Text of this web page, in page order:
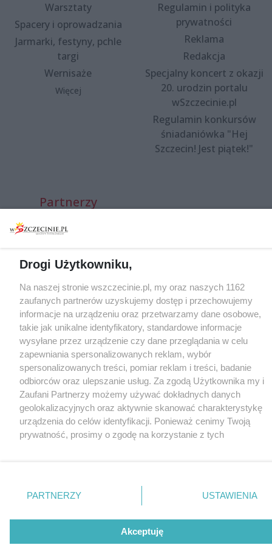
Warsztaty
Spacery i oprowadzania
Jarmarki, festyny, pchle
targi
Wernisaże
Więcej
Regulamin i polityka
prywatności
Reklama
Redakcja
Specjalny koncert z okazji
20. urodzin portalu
wSzczecinie.pl
Regulamin konkursów
śniadaniówka "Hej
Szczecin! Jest piątek!"
Partnerzy
the:protocol
© 2026 wSzczecinie.pl
Created by GOD
Drogi Użytkowniku,
Na naszej stronie wszczecinie.pl, my oraz naszych 1162
zaufanych partnerów uzyskujemy dostęp i przechowujemy
informacje na urządzeniu oraz przetwarzamy dane osobowe,
takie jak unikalne identyfikatory, standardowe informacje
wysyłane przez urządzenie czy dane przeglądania w celu
zapewniania spersonalizowanych reklam, wybór
spersonalizowanych treści, pomiar reklam i treści, badanie
odbiorców oraz ulepszanie usług. Za zgodą Użytkownika my i
Zaufani Partnerzy możemy używać dokładnych danych
geolokalizacyjnych oraz aktywnie skanować charakterystykę
urządzenia do celów identyfikacji. Ponieważ cenimy Twoją
prywatność, prosimy o zgodę na korzystanie z tych
. Niektóre rodzaje przetwarzania
danych nie wymagają zgody użytkownika, ale masz prawo
zastosowania tylko na tej witrynie.
PARTNERZY USTAWIENIA
Akceptuję